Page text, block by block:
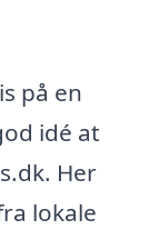
på en
idé at
Her
lokale